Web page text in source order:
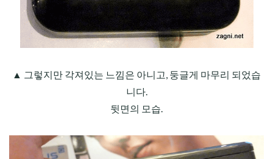
▲ 그렇지만 각져있는 느낌은 아니고, 둥글게 마무리 되었습
니다.
뒷면의 모습.